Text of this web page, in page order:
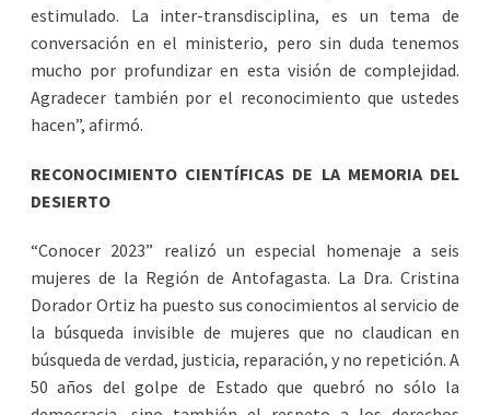
estimulado. La inter-transdisciplina, es un tema de
conversación en el ministerio, pero sin duda tenemos
mucho por profundizar en esta visión de complejidad.
Agradecer también por el reconocimiento que ustedes
hacen”, afirmó.
RECONOCIMIENTO CIENTÍFICAS DE LA MEMORIA DEL
DESIERTO
“Conocer 2023” realizó un especial homenaje a seis
mujeres de la Región de Antofagasta. La Dra. Cristina
Dorador Ortiz ha puesto sus conocimientos al servicio de
la búsqueda invisible de mujeres que no claudican en
búsqueda de verdad, justicia, reparación, y no repetición. A
50 años del golpe de Estado que quebró no sólo la